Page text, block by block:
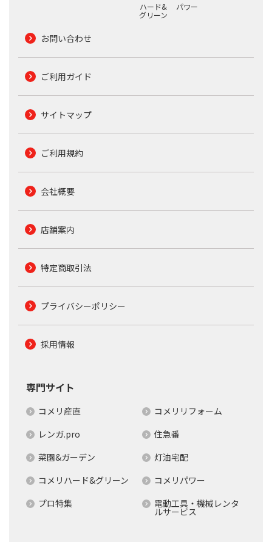
ハード&
グリーン
パワー
お問い合わせ
ご利用ガイド
サイトマップ
ご利用規約
会社概要
店舗案内
特定商取引法
プライバシーポリシー
採用情報
専門サイト
コメリ産直
コメリリフォーム
レンガ.pro
住急番
菜園&ガーデン
灯油宅配
コメリハード&グリーン
コメリパワー
プロ特集
電動工具・機械レンタ
ルサービス